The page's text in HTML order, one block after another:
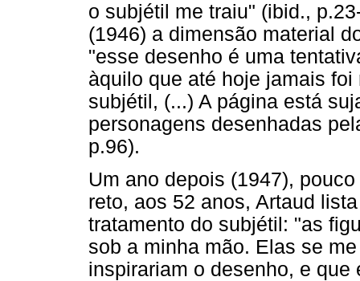
o subjétil me traiu" (ibid.,
(1946) a dimensão material
"esse desenho é uma
àquilo que até hoje jamais
subjétil, (...) A página está
personagens desenhadas
p.96).
Um ano depois (1947),
reto, aos 52 anos, Artaud
tratamento do subjétil: "as
sob a minha mão. Elas se
inspirariam o desenho, e que